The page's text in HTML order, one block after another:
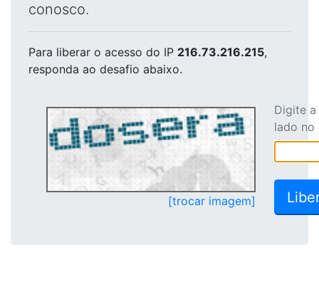
conosco.
Para liberar o acesso do IP 216.73.216.215,
responda ao desafio abaixo.
[trocar imagem]
Digite
lado no